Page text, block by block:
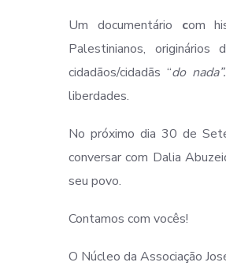
Um documentário com
Palestinianos,
cidadãos/cidadãs “do
liberdades.
No próximo dia 30 de
conversar com Dalia
seu povo.
Contamos com vocês!
O Núcleo da Associação